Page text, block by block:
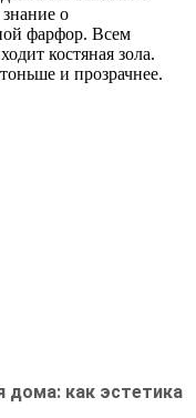
о
фарфор. Всем
костяная зола.
и прозрачнее.
дома: как эстетика